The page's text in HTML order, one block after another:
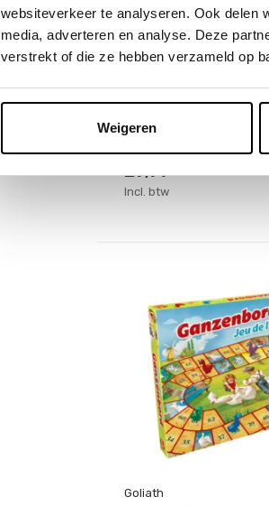
websiteverkeer te analyseren. Ook delen
media, adverteren en analyse. Deze
verstrekt of die ze hebben verzameld op
Weigeren
Jelly Blox Stash &
Deliverytime
Op voorraad
29,99
Incl. btw
Goliath